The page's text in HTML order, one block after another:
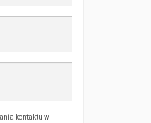
kontaktu w